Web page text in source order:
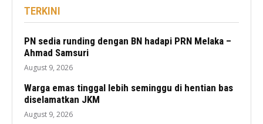
TERKINI
PN sedia runding dengan BN hadapi PRN Melaka –
Ahmad Samsuri
August 9, 2026
Warga emas tinggal lebih seminggu di hentian bas
diselamatkan JKM
August 9, 2026